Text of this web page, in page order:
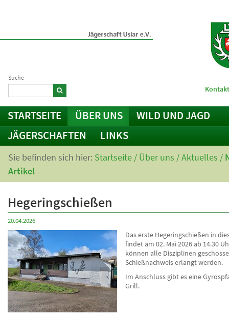
Suche
STARTSEITE ÜBER UNS
WILD UND JAGD
JÄGERSCHAFTEN
LINKS
Sie befinden sich hier: Startseite / Über uns /Aktuelles /
Artikel
Hegeringschießen
20.04.2026
Das erste Hegeringschießen in
findet am 02. Mai 2026 ab 14.30
können alle Disziplinen
Schießnachweis erlangt werden.
Im Anschluss gibt es eine
Grill.